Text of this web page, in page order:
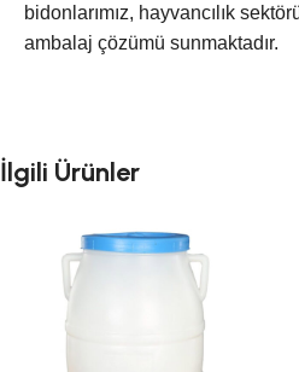
bidonlarımız, hayvancılık
ambalaj çözümü sunmaktadır.
İlgili Ürünler